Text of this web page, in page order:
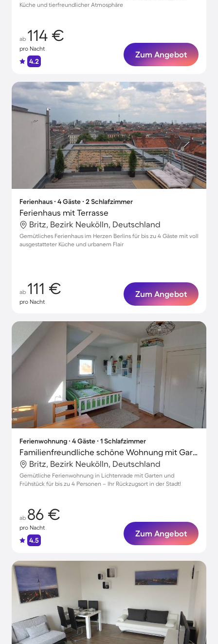
Küche und tierfreundlicher Atmosphäre
ab 114 €
pro Nacht
4.2
Zum Angebot
Ferienhaus ∙ 4 Gäste ∙ 2 Schlafzimmer
Ferienhaus mit Terrasse
Britz, Bezirk Neukölln, Deutschland
Gemütliches Ferienhaus im Herzen Berlins für bis zu 4 Gäste mit voll
ausgestatteter Küche und urbanem Flair
ab 111 €
pro Nacht
Zum Angebot
Ferienwohnung ∙ 4 Gäste ∙ 1 Schlafzimmer
Familienfreundliche schöne Wohnung mit Garten und Grill
Britz, Bezirk Neukölln, Deutschland
Gemütliche Ferienwohnung in Lichtenrade mit Garten und
Frühstück für bis zu 4 Personen – Ihr Rückzugsort in der Stadt!
ab 86 €
pro Nacht
4.5
Zum Angebot